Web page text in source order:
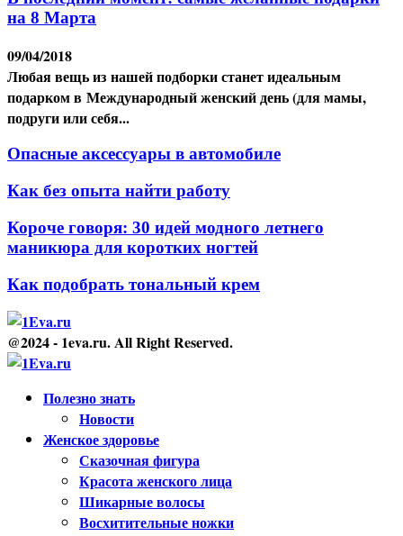
на 8 Марта
09/04/2018
Любая вещь из нашей подборки станет идеальным
подарком в Международный женский день (для мамы,
подруги или себя...
Опасные аксессуары в автомобиле
Как без опыта найти работу
Короче говоря: 30 идей модного летнего
маникюра для коротких ногтей
Как подобрать тональный крем
@2024 - 1eva.ru. All Right Reserved.
Полезно знать
Новости
Женское здоровье
Сказочная фигура
Красота женского лица
Шикарные волосы
Восхитительные ножки